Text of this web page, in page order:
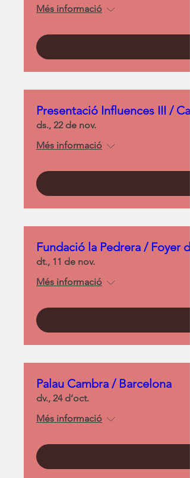
Més informació
Presentació Influences III /
ds., 22 de nov.
Més informació
Fundació la Pedrera / Foyer
dt., 11 de nov.
Més informació
Palau Cambra / Barcelona
dv., 24 d’oct.
Més informació